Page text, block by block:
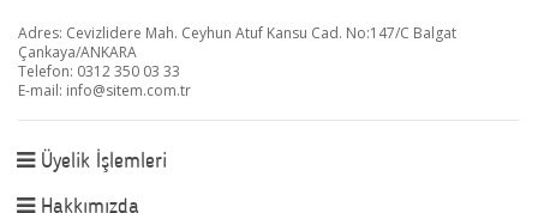
Adres: Cevizlidere Mah. Ceyhun Atuf Kansu Cad. No:147/C Balgat
Çankaya/ANKARA
Telefon: 0312 350 03 33
E-mail: info@sitem.com.tr
Üyelik İşlemleri
Hakkımızda